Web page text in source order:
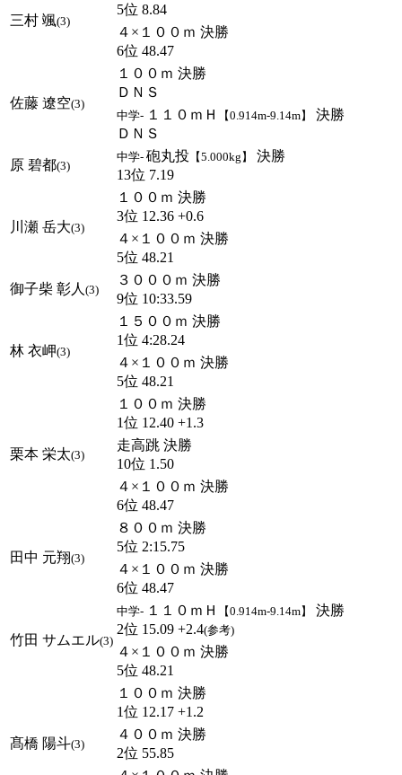
三村 颯(3)
5位 8.84
４×１００ｍ 決勝
6位 48.47
佐藤 遼空(3)
１００ｍ 決勝
ＤＮＳ
中学- １１０ｍＨ 【0.914m-9.14m】
決勝
ＤＮＳ
原 碧都(3)
中学- 砲丸投 【5.000kg】
決勝
13位 7.19
川瀬 岳大(3)
１００ｍ 決勝
3位 12.36 +0.6
４×１００ｍ 決勝
5位 48.21
御子柴 彰人 (3)
３０００ｍ 決勝
9位 10:33.59
林 衣岬(3)
１５００ｍ 決勝
1位 4:28.24
４×１００ｍ 決勝
5位 48.21
栗本 栄太(3)
１００ｍ 決勝
1位 12.40 +1.3
走高跳 決勝
10位 1.50
４×１００ｍ 決勝
6位 48.47
田中 元翔(3)
８００ｍ 決勝
5位 2:15.75
４×１００ｍ 決勝
6位 48.47
竹田 サムエル(3)
中学- １１０ｍＨ 【0.914m-9.14m】
決勝
2位 15.09 +2.4(参考)
４×１００ｍ 決勝
5位 48.21
髙橋 陽斗(3)
１００ｍ 決勝
1位 12.17 +1.2
４００ｍ 決勝
2位 55.85